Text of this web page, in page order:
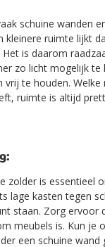
schuine wanden
kleinere ruimte lijkt
is daarom
zo licht mogelijk te
vrij te houden.
ruimte is altijd
zolder is essentieel
lage kasten tegen
staan. Zorg ervoor
meubels is. Kun je
een schuine wand